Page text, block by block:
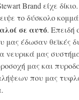
Brand είχε
το δύσκολο
σε αυτό. Επειδή
μας έδωσαν θεϊκές
νευρικά μας
μας και
που μας